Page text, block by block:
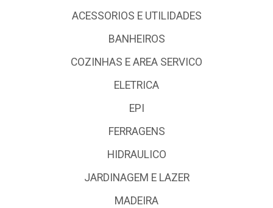
ACESSORIOS E UTILIDADES
BANHEIROS
COZINHAS E AREA SERVICO
ELETRICA
EPI
FERRAGENS
HIDRAULICO
JARDINAGEM E LAZER
MADEIRA